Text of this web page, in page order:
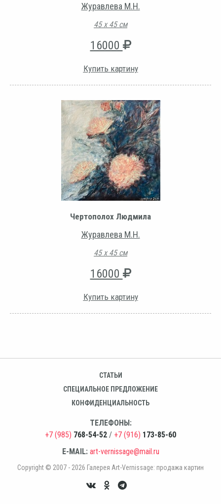
Журавлева М.Н.
45 х 45 см
16000
Купить картину
Чертополох Людмила
Журавлева М.Н.
45 х 45 см
16000
Купить картину
СТАТЬИ
СПЕЦИАЛЬНОЕ ПРЕДЛОЖЕНИЕ
КОНФИДЕНЦИАЛЬНОСТЬ
ТЕЛЕФОНЫ:
+7 (985) 768-54-52 / +7 (916) 173-85-60
E-MAIL: art-vernissage@mail.ru
Copyright © 2007 - 2026 Галерея Art-Vernissage: продажа картин